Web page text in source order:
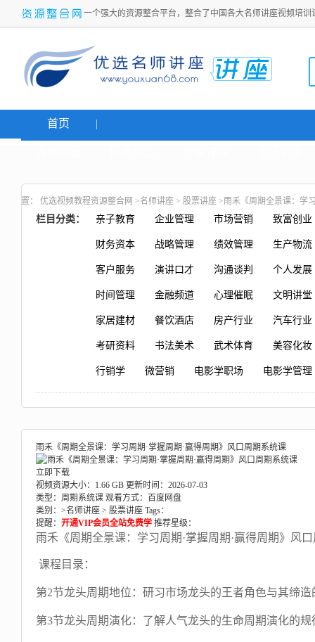
一个强大的资源整合平台，整合了中国各大名师讲座视频培
首页
置： 优选视频教程资源整合网 >名师讲座 > 股票讲座 >雨禾《周期全景课：学
栏目分类： 亲子教育 企业管理 市场营销 致富创业
财务资本 战略管理 绩效管理 生产物流
客户服务 演讲口才 沟通谈判 个人发展
时间管理 金融频道 心理催眠 文明讲堂
家居建材 餐饮酒店 房产行业 汽车行业
考研资料 书法美术 武术体育 美容化妆
行销学 微营销 电影学职场 电影学管理
雨禾《周期全景课：学习周期·掌握周期·赢得周期》风口周期系统课
立即下载
视频资源大小：1.66 GB 更新时间：2026-07-03
类型：周期系统课 观看方式：百度网盘
类别：>名师讲座 > 股票讲座 Tags：
提醒： 开通VIP会员全站免费学 推荐星级：
雨禾《周期全景课：学习周期·掌握周期·赢得周期》风
课程目录：
第2节龙头周期地位：研习市场龙头的王者角色与其缔造
第3节龙头周期演化：了解人气龙头的生命周期演化的规